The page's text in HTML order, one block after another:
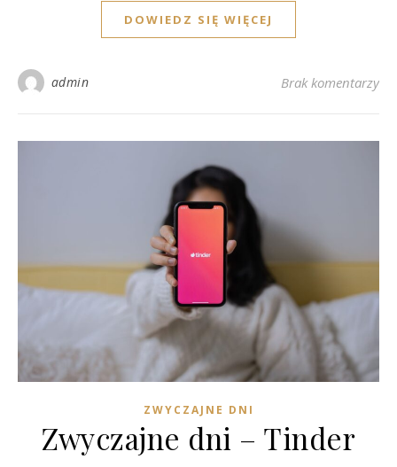
DOWIEDZ SIĘ WIĘCEJ
admin Brak komentarzy
ZWYCZAJNE DNI
Zwyczajne dni – Tinder